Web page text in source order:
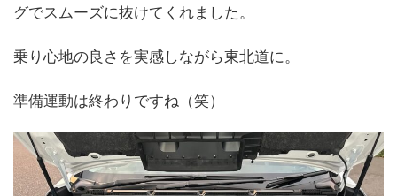
グでスムーズに抜けてくれました。
乗り心地の良さを実感しながら東北道に。
準備運動は終わりですね（笑）